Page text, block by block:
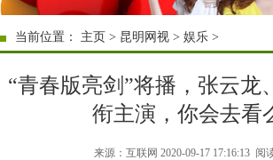
当前位置： 主页 > 昆明网视 >娱乐 >
“青春版亮剑”将播，张云龙
衔主演，你会去看
来源：互联网 2020-09-17 17:16:13 阅